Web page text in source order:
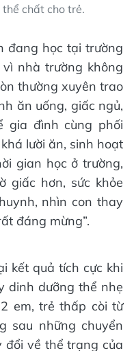
chất cho trẻ.
đang học tại trường
nhà trường không
thường xuyên trao
ăn uống, giấc ngủ,
gia đình cùng phối
lười ăn, sinh hoạt
gian học ở trường,
giấc hơn, sức khỏe
nhìn con thay
đáng mừng”.
kết quả tích cực khi
dinh dưỡng thể nhẹ
em, trẻ thấp còi từ
sau những chuyển
đổi về thể trạng của